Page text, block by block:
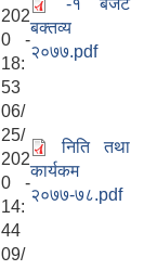
202
0 -
18:
53
बक्तव्य
२०७७.pdf
06/
25/
202
0 -
14:
44
निति तथा
कार्यकम
२०७७-७८.pdf
09/